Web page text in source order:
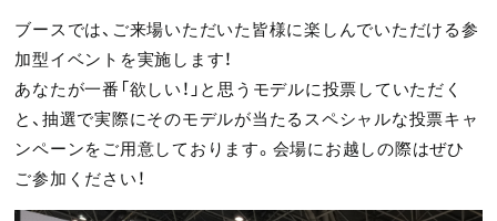
ブースでは、ご来場いただいた皆様に楽しんでいただける参
加型イベントを実施します！
あなたが一番「欲しい！」と思うモデルに投票していただく
と、抽選で実際にそのモデルが当たるスペシャルな投票キャ
ンペーンをご用意しております。会場にお越しの際はぜひ
ご参加ください！